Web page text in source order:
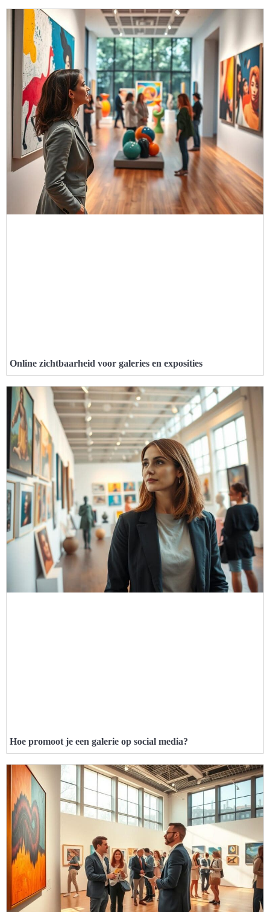
Online zichtbaarheid voor galeries en exposities
Hoe promoot je een galerie op social media?